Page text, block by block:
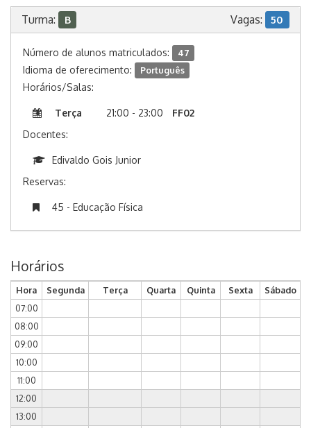
Turma: B Vagas: 50
Número de alunos matriculados: 47
Idioma de oferecimento: Português
Horários/Salas:
Terça 21:00 - 23:00
FF02
Docentes:
Edivaldo Gois Junior
Reservas:
45 - Educação Física
Horários
Hora Segunda Terça Quarta Quinta Sexta
Sábado
07:00
08:00
09:00
10:00
11:00
12:00
13:00